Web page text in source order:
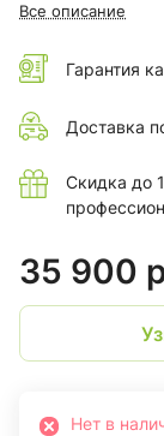
Все описание
Гарантия
Доставка
Скидка до
35 900
Нет в